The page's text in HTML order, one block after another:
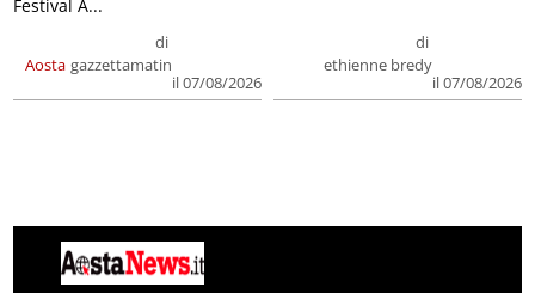
Aosta
di
gazzettamatin
il 07/08/2026
Festival A...
di
ethienne bredy
il 07/08/2026